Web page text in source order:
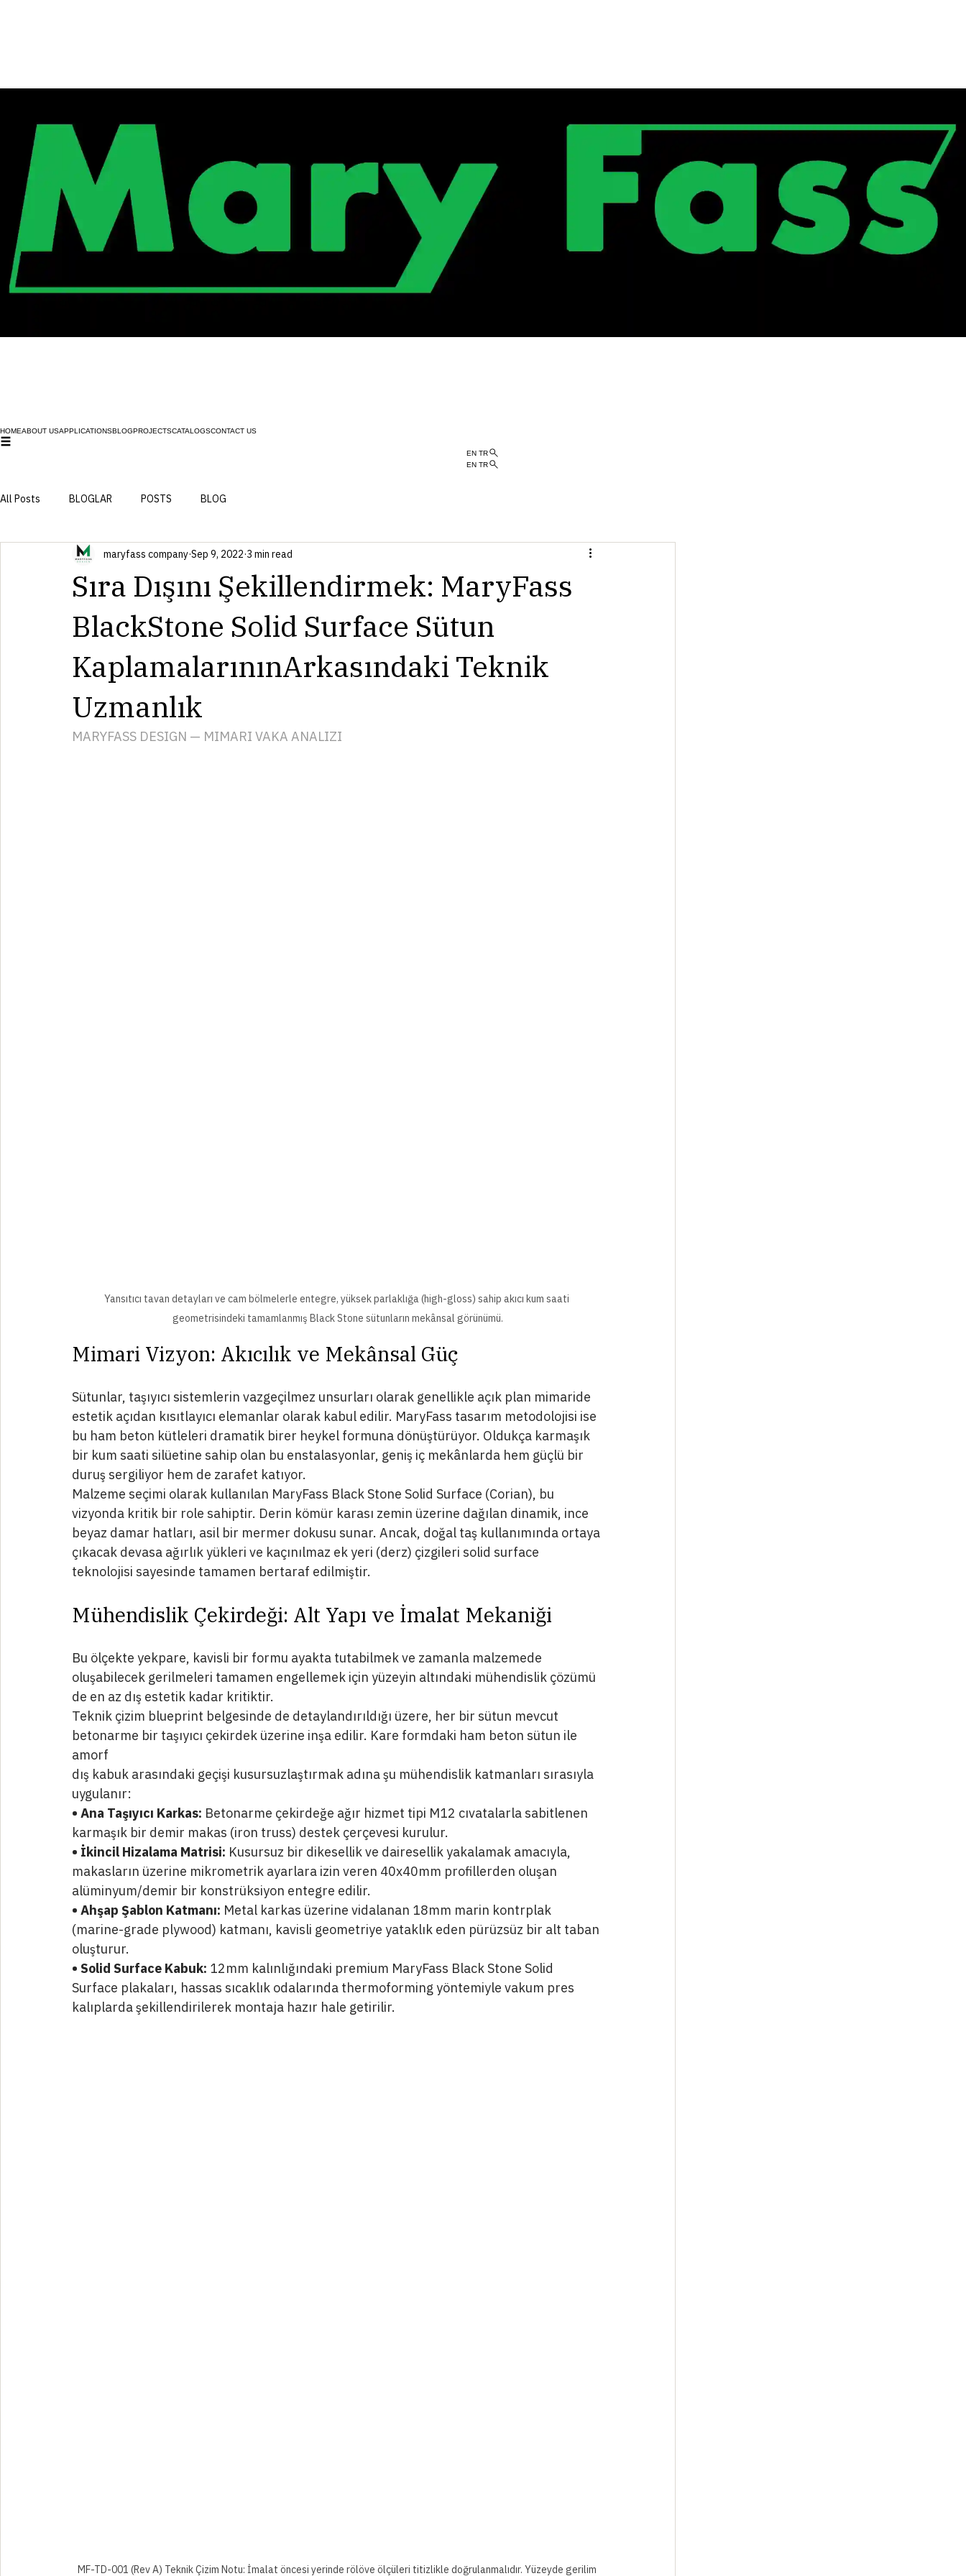
HOMEABOUT US APPLICATIONS PROJECTS CATALOGSCONTACT US
Sıra Dışını Şekillendirmek: MaryFass
BlackStone Solid Surface Sütun
KaplamalarınınArkasındaki Teknik
maryfass company Sep 9, 2022 3 min read
geometrisindeki tamamlanmış Black Stone sütunların mekânsal görünümü.
Mimari Vizyon: Akıcılık ve Mekânsal Güç
Sütunlar, taşıyıcı sistemlerin vazgeçilmez unsurları olarak genellikle açık plan mimaride
estetik açıdan kısıtlayıcı elemanlar olarak kabul edilir. MaryFass tasarım metodolojisi ise
bu ham beton kütleleri dramatik birer heykel formuna dönüştürüyor. Oldukça karmaşık
bir kum saati silüetine sahip olan bu enstalasyonlar, geniş iç mekânlarda hem güçlü bir
duruş sergiliyor hem de zarafet katıyor.
Malzeme seçimi olarak kullanılan MaryFass Black Stone Solid Surface (Corian), bu
beyaz damar hatları, asil bir mermer dokusu sunar. Ancak, doğal taş kullanımında ortaya
çıkacak devasa ağırlık yükleri ve kaçınılmaz ek yeri (derz) çizgileri solid surface
Mühendislik Çekirdeği: Alt Yapı ve İmalat Mekaniği
Bu ölçekte yekpare, kavisli bir formu ayakta tutabilmek ve zamanla malzemede
oluşabilecek gerilmeleri tamamen engellemek için yüzeyin altındaki mühendislik çözümü
de en az dış estetik kadar kritiktir.
Teknik çizim blueprint belgesinde de detaylandırıldığı üzere, her bir sütun mevcut
betonarme bir taşıyıcı çekirdek üzerine inşa edilir. Kare formdaki ham beton sütun ile
amorf
dış kabuk arasındaki geçişi kusursuzlaştırmak adına şu mühendislik katmanları sırasıyla
uygulanır:
• Ana Taşıyıcı Karkas: Betonarme çekirdeğe ağır hizmet tipi M12 cıvatalarla sabitlenen
karmaşık bir demir makas (iron truss) destek çerçevesi kurulur.
• İkincil Hizalama Matrisi: Kusursuz bir dikesellik ve dairesellik yakalamak amacıyla,
makasların üzerine mikrometrik ayarlara izin veren 40x40mm profillerden oluşan
alüminyum/demir bir konstrüksiyon entegre edilir.
• Ahşap Şablon Katmanı: Metal karkas üzerine vidalanan 18mm marin kontrplak
(marine-grade plywood) katmanı, kavisli geometriye yataklık eden pürüzsüz bir alt taban